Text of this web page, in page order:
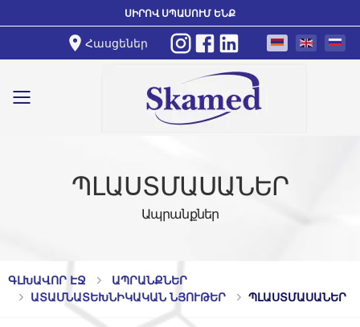
ՍԻՐՈՎ ՍՊԱՍՈՒՄ ԵՆՔ
Հասցեներ
Toggle mobile menu
ՊԼԱՍՏՄԱՍԱՆԵՐ
Ապրանքներ
ԳԼԽԱՎՈՐ ԷՋ
ԱՊՐԱՆՔՆԵՐ
ԱՏԱՄՆԱՏԵԽՆԻԿԱԿԱՆ ՆՅՈՒԹԵՐ
ՊԼԱՍՏՄԱՍԱՆԵՐ